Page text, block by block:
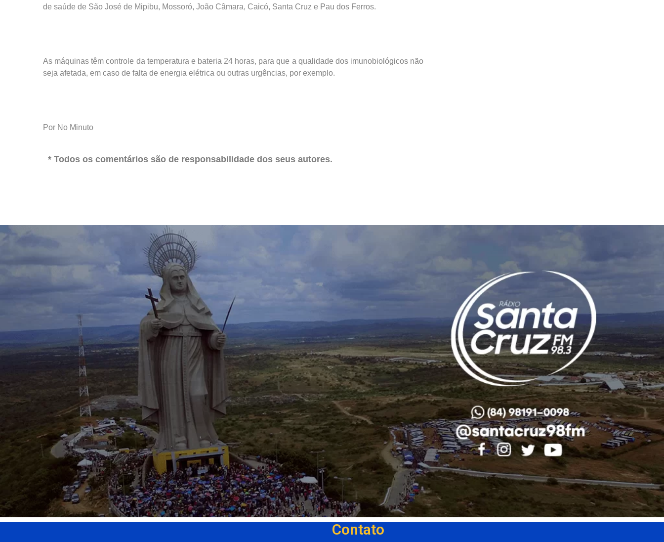
de saúde de São José de Mipibu, Mossoró, João Câmara, Caicó, Santa Cruz e Pau dos Ferros.
As máquinas têm controle da temperatura e bateria 24 horas, para que a qualidade dos imunobiológicos não
seja afetada, em caso de falta de energia elétrica ou outras urgências, por exemplo.
Por No Minuto
* Todos os comentários são de responsabilidade dos seus autores.
Contato